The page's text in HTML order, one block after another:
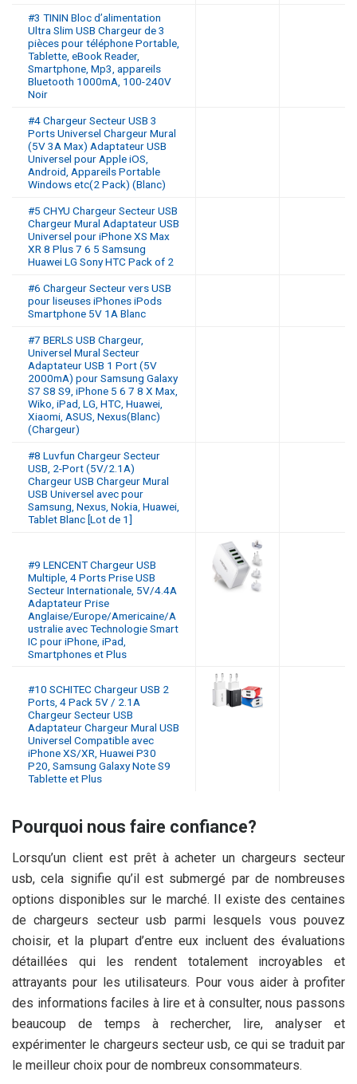
#3 TININ Bloc d’alimentation
Ultra Slim USB Chargeur de 3
pièces pour téléphone Portable,
Tablette, eBook Reader,
Smartphone, Mp3, appareils
Bluetooth 1000mA, 100-240V
Noir
#4 Chargeur Secteur USB 3
Ports Universel Chargeur Mural
(5V 3A Max) Adaptateur USB
Universel pour Apple iOS,
Android, Appareils Portable
Windows etc(2 Pack) (Blanc)
#5 CHYU Chargeur Secteur USB
Chargeur Mural Adaptateur USB
Universel pour iPhone XS Max
XR 8 Plus 7 6 5 Samsung
Huawei LG Sony HTC Pack of 2
#6 Chargeur Secteur vers USB
pour liseuses iPhones iPods
Smartphone 5V 1A Blanc
#7 BERLS USB Chargeur,
Universel Mural Secteur
Adaptateur USB 1 Port (5V
2000mA) pour Samsung Galaxy
S7 S8 S9, iPhone 5 6 7 8 X Max,
Wiko, iPad, LG, HTC, Huawei,
Xiaomi, ASUS, Nexus(Blanc)
(Chargeur)
#8 Luvfun Chargeur Secteur
USB, 2-Port (5V/2.1A)
Chargeur USB Chargeur Mural
USB Universel avec pour
Samsung, Nexus, Nokia, Huawei,
Tablet Blanc [Lot de 1]
#9 LENCENT Chargeur USB
Multiple, 4 Ports Prise USB
Secteur Internationale, 5V/4.4A
Adaptateur Prise
Anglaise/Europe/Americaine/A
ustralie avec Technologie Smart
IC pour iPhone, iPad,
Smartphones et Plus
#10 SCHITEC Chargeur USB 2
Ports, 4 Pack 5V / 2.1A
Chargeur Secteur USB
Adaptateur Chargeur Mural USB
Universel Compatible avec
iPhone XS/XR, Huawei P30
P20, Samsung Galaxy Note S9
Tablette et Plus
Pourquoi nous faire confiance?
Lorsqu’un client est prêt à acheter un chargeurs secteur
usb, cela signifie qu’il est submergé par de nombreuses
options disponibles sur le marché. Il existe des centaines
de chargeurs secteur usb parmi lesquels vous pouvez
choisir, et la plupart d’entre eux incluent des évaluations
détaillées qui les rendent totalement incroyables et
attrayants pour les utilisateurs. Pour vous aider à profiter
des informations faciles à lire et à consulter, nous passons
beaucoup de temps à rechercher, lire, analyser et
expérimenter le chargeurs secteur usb, ce qui se traduit par
le meilleur choix pour de nombreux consommateurs.